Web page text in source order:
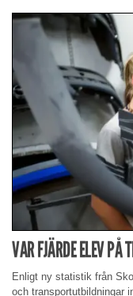
VAR FJÄRDE ELEV
Enligt ny statistik från
och transportutbildningar